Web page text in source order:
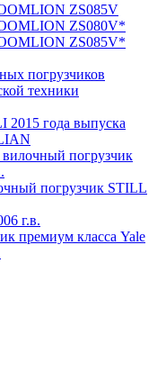
ZS085V
ZS080V*
ZS085V*
погрузчиков
техники
2015 года выпуска
погрузчик
погрузчик STILL
г.в.
премиум класса Yale